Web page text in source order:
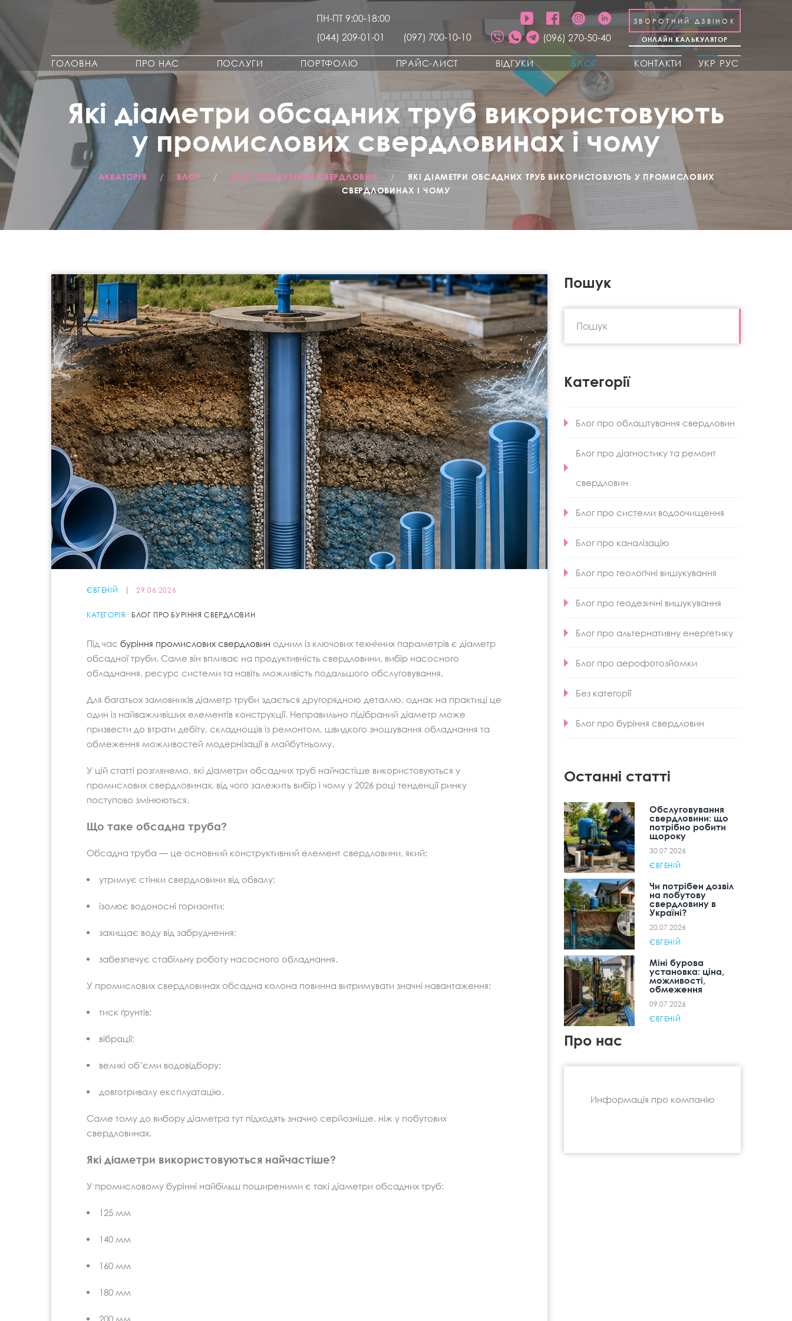
ПН-ПТ 9:00-18:00
(044) 209-01-01
(097) 700-10-10 (096) 270-50-40
ЗВОРОТНИЙ ДЗВІНОК
ОНЛАЙН КАЛЬКУЛЯТОР
ГОЛОВНА ПРО НАС ПОСЛУГИ ПОРТФОЛІО ПРАЙС-ЛИСТ ВІДГУКИ БЛОГ КОНТАКТИ УКР РУС
Які діаметри обсадних труб використовують
у промислових свердловинах і чому
АКВАТОРІЯ / БЛОГ / БЛОГ ПРО БУРІННЯ СВЕРДЛОВИН /
ЯКІ ДІАМЕТРИ ОБСАДНИХ ТРУБ ВИКОРИСТОВУЮТЬ У ПРОМИСЛОВИХ
СВЕРДЛОВИНАХ І ЧОМУ
ЄВГЕНІЙ 29.06.2026
КАТЕГОРІЯ: БЛОГ ПРО БУРІННЯ СВЕРДЛОВИН
Під час буріння промислових свердловин одним із ключових технічних параметрів є діаметр
обсадної труби. Саме він впливає на продуктивність свердловини, вибір насосного
обладнання, ресурс системи та навіть можливість подальшого обслуговування.
Для багатьох замовників діаметр труби здається другорядною деталлю, однак на практиці це
один із найважливіших елементів конструкції. Неправильно підібраний діаметр може
призвести до втрати дебіту, складнощів із ремонтом, швидкого зношування обладнання та
обмеження можливостей модернізації в майбутньому.
У цій статті розглянемо, які діаметри обсадних труб найчастіше використовуються у
промислових свердловинах, від чого залежить вибір і чому у 2026 році тенденції ринку
поступово змінюються.
Що таке обсадна труба?
Обсадна труба — це основний конструктивний елемент свердловини, який:
утримує стінки свердловини від обвалу;
ізолює водоносні горизонти;
захищає воду від забруднення;
забезпечує стабільну роботу насосного обладнання.
У промислових свердловинах обсадна колона повинна витримувати значні навантаження:
тиск ґрунтів;
вібрації;
великі об’єми водовідбору;
довготривалу експлуатацію.
Саме тому до вибору діаметра тут підходять значно серйозніше, ніж у побутових
свердловинах.
Які діаметри використовуються найчастіше?
У промисловому бурінні найбільш поширеними є такі діаметри обсадних труб:
125 мм
140 мм
160 мм
180 мм
200 мм
Пошук
Категорії
Блог про облаштування свердловин
Блог про діагностику та ремонт
свердловин
Блог про системи водоочищення
Блог про каналізацію
Блог про геологічні вишукування
Блог про геодезичні вишукування
Блог про альтернативну енергетику
Блог про аерофотозйомки
Без категорії
Блог про буріння свердловин
Останні статті
Обслуговування
свердловини: що
потрібно робити
щороку
30.07.2026
ЄВГЕНІЙ
Чи потрібен дозвіл
на побутову
свердловину в
Україні?
20.07.2026
ЄВГЕНІЙ
Міні бурова
установка: ціна,
можливості,
обмеження
09.07.2026
ЄВГЕНІЙ
Про нас
Информація про компанію